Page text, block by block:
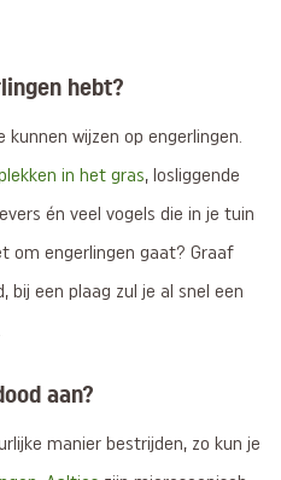
hebt?
kunnen wijzen op engerlingen.
in het gras, losliggende
én veel vogels die in je tuin
om engerlingen gaat? Graaf
bij een plaag zul je al snel een
aan?
manier bestrijden, zo kun je